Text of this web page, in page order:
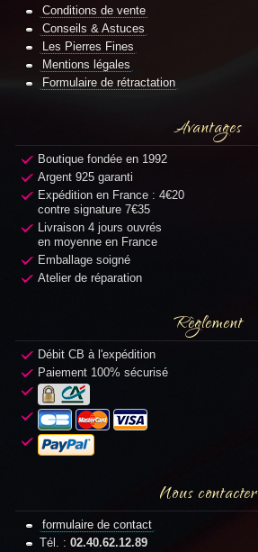
Conditions de vente
Conseils & Astuces
Les Pierres Fines
Mentions légales
Formulaire de rétractation
Avantages
Boutique fondée en 1992
Argent 925 garanti
Expédition en France : 4€20
contre signature 7€35
Livraison 4 jours ouvrés
en moyenne en France
Emballage soigné
Atelier de réparation
Règlement
Débit CB à l'expédition
Paiement 100% sécurisé
Nous contacter
formulaire de contact
Tél. : 02.40.62.12.89